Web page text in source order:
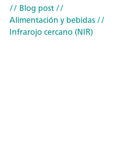
// Blog post//
Alimentación y bebidas//
Infrarojo cercano (NIR)